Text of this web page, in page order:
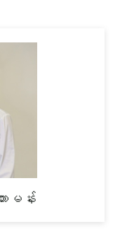
းမန်း